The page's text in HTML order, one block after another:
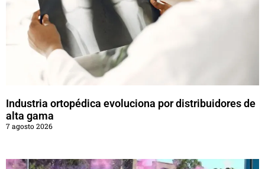
Industria ortopédica evoluciona por distribuidores de
alta gama
7 agosto 2026